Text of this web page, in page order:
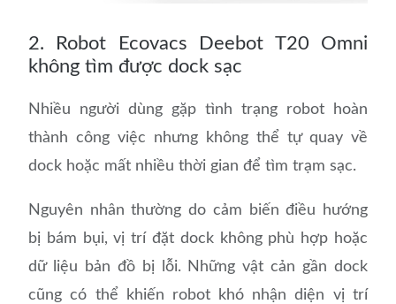
2. Robot Ecovacs Deebot T20 Omni
không tìm được dock sạc
Nhiều người dùng gặp tình trạng robot hoàn
thành công việc nhưng không thể tự quay về
dock hoặc mất nhiều thời gian để tìm trạm sạc.
Nguyên nhân thường do cảm biến điều hướng
bị bám bụi, vị trí đặt dock không phù hợp hoặc
dữ liệu bản đồ bị lỗi. Những vật cản gần dock
cũng có thể khiến robot khó nhận diện vị trí